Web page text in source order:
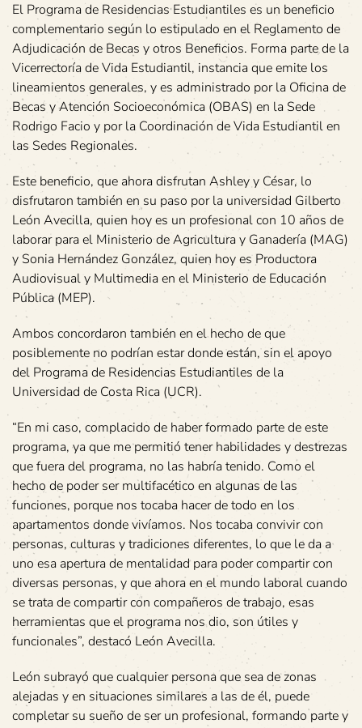
El Programa de Residencias Estudiantiles es un beneficio
complementario según lo estipulado en el Reglamento de
Adjudicación de Becas y otros Beneficios. Forma parte de la
Vicerrectoría de Vida Estudiantil, instancia que emite los
lineamientos generales, y es administrado por la Oficina de
Becas y Atención Socioeconómica (OBAS) en la Sede
Rodrigo Facio y por la Coordinación de Vida Estudiantil en
las Sedes Regionales.
Este beneficio, que ahora disfrutan Ashley y César, lo
disfrutaron también en su paso por la universidad Gilberto
León Avecilla, quien hoy es un profesional con 10 años de
laborar para el Ministerio de Agricultura y Ganadería (MAG)
y Sonia Hernández González, quien hoy es Productora
Audiovisual y Multimedia en el Ministerio de Educación
Pública (MEP).
Ambos concordaron también en el hecho de que
posiblemente no podrían estar donde están, sin el apoyo
del Programa de Residencias Estudiantiles de la
Universidad de Costa Rica (UCR).
“En mi caso, complacido de haber formado parte de este
programa, ya que me permitió tener habilidades y destrezas
que fuera del programa, no las habría tenido. Como el
hecho de poder ser multifacético en algunas de las
funciones, porque nos tocaba hacer de todo en los
apartamentos donde vivíamos. Nos tocaba convivir con
personas, culturas y tradiciones diferentes, lo que le da a
uno esa apertura de mentalidad para poder compartir con
diversas personas, y que ahora en el mundo laboral cuando
se trata de compartir con compañeros de trabajo, esas
herramientas que el programa nos dio, son útiles y
funcionales”, destacó León Avecilla.
León subrayó que cualquier persona que sea de zonas
alejadas y en situaciones similares a las de él, puede
completar su sueño de ser un profesional, formando parte y